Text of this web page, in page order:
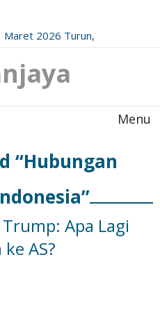
Maret 2026 Turun,
Menu
“Hubungan
Apa Lagi
AS?